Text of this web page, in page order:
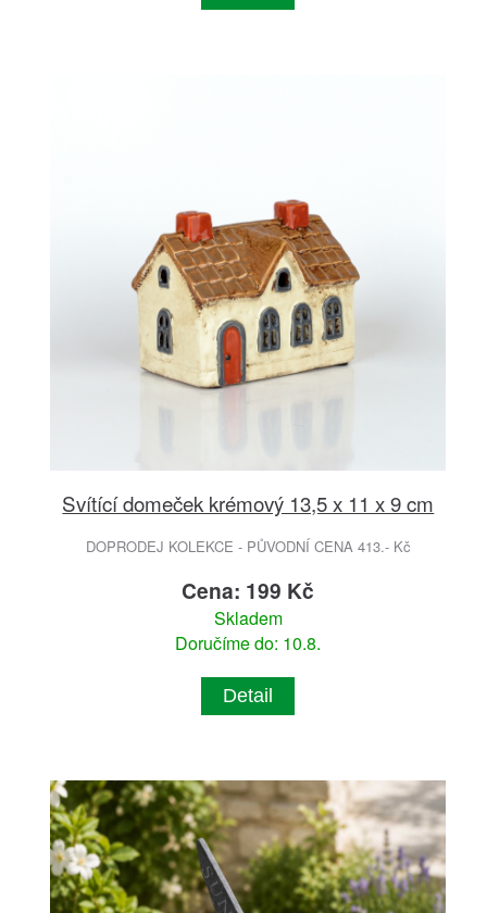
Svítící domeček krémový 13,5 x 11 x 9 cm
DOPRODEJ KOLEKCE - PŮVODNÍ CENA 413.- Kč
Cena: 199 Kč
Skladem
Doručíme do: 10.8.
Detail